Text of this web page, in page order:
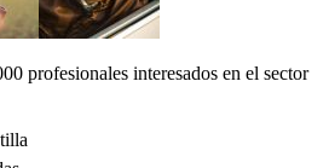
profesionales interesados en el sector